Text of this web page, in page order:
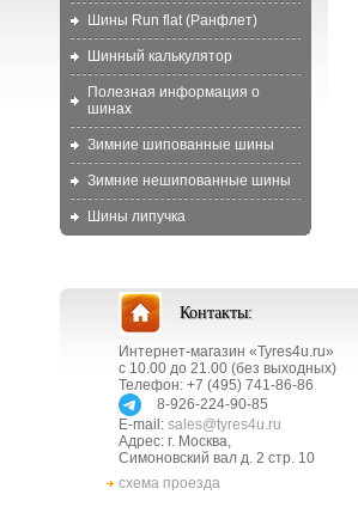
Шины Run flat (Ранфлет)
Шинный калькулятор
Полезная информация о
шинах
Зимние шипованные шины
Зимние нешипованные шины
Шины липучка
Контакты:
Интернет-магазин «Tyres4u.ru»
с 10.00 до 21.00 (без выходных)
Телефон: +7 (495) 741-86-86
8-926-224-90-85
E-mail: sales@tyres4u.ru
Адрес: г. Москва,
Симоновский вал д. 2 стр. 10
схема проезда